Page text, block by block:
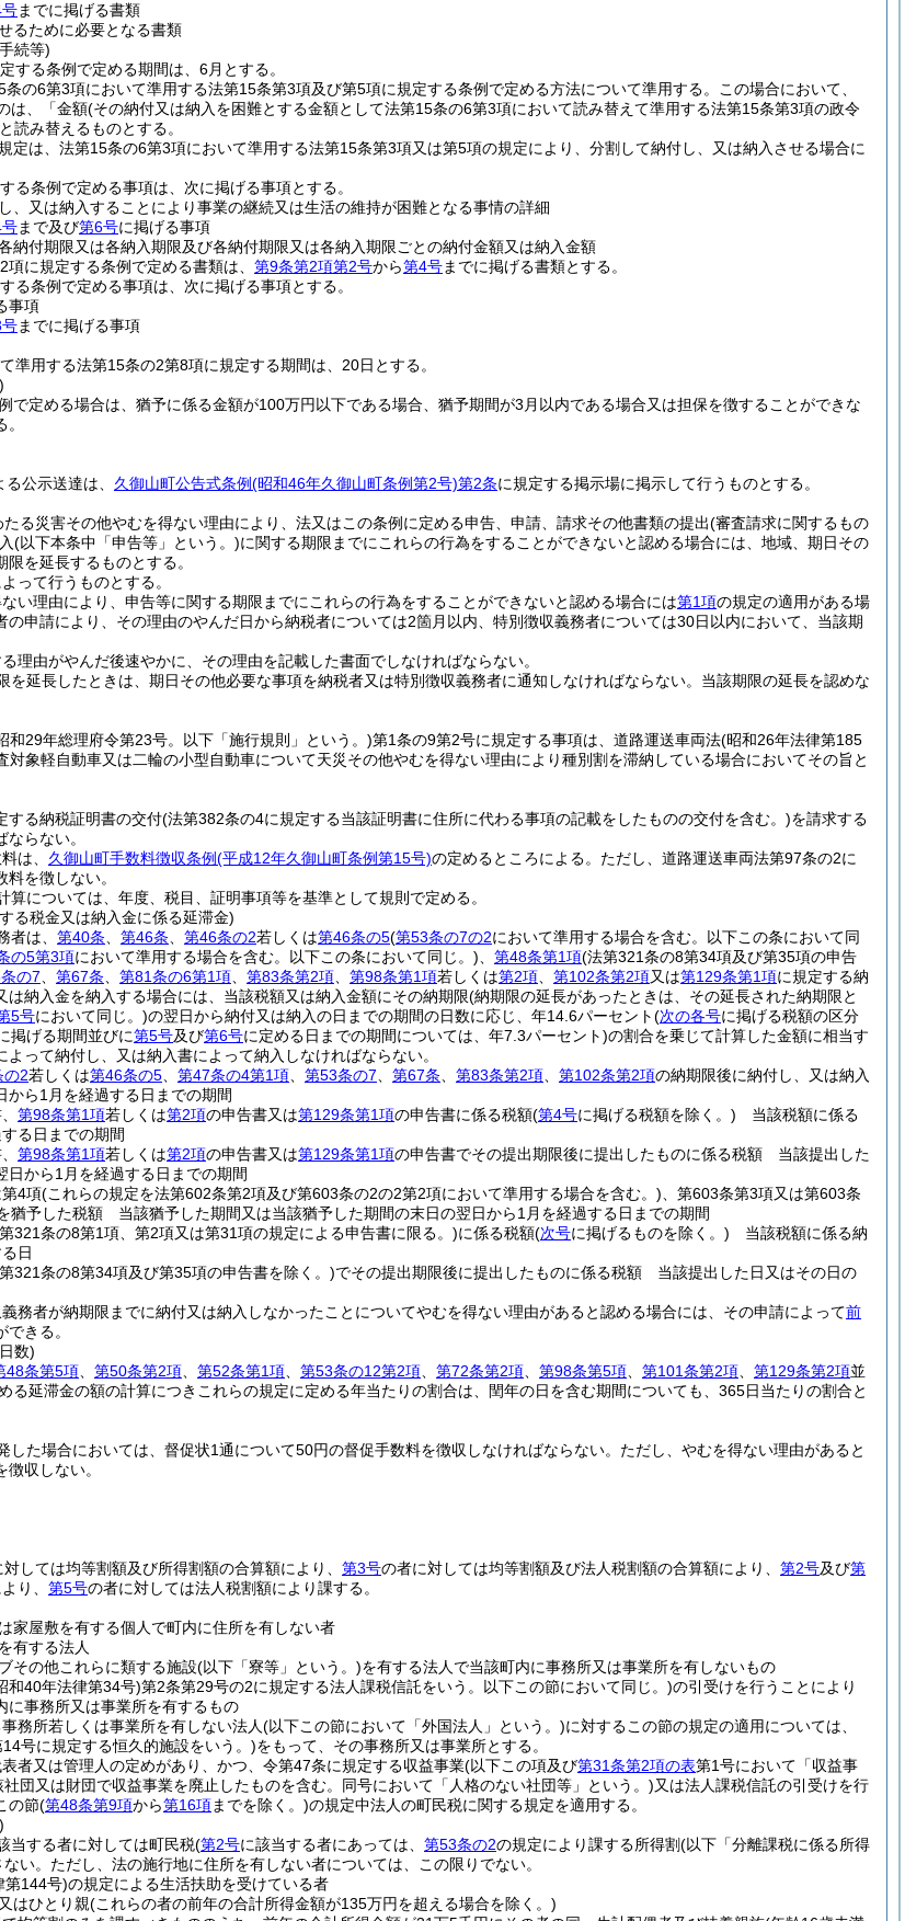
までに掲げる書類
るために必要となる書類
続等)
する条例で定める期間は、6月とする。
の6第3項において準用する法第15条第3項及び第5項に規定する条例で定める方法について準用する。
この場合において、
は、「金額(その納付又は納入を困難とする金額として法第15条の6第3項において読み替えて準用する法第15条第3項の政令
と読み替えるものとする。
定は、法第15条の6第3項において準用する法第15条第3項又は第5項の規定により、分割して納付し、又は納入させる場合に
る条例で定める事項は、次に掲げる事項とする。
、又は納入することにより事業の継続又は生活の維持が困難となる事情の詳細
まで及び第6号に掲げる事項
納付期限又は各納入期限及び各納付期限又は各納入期限ごとの納付金額又は納入金額
に規定する条例で定める書類は、 第9条第2項第2号から第4号までに掲げる書類とする。
る条例で定める事項は、次に掲げる事項とする。
事項
までに掲げる事項
準用する法第15条の2第8項に規定する期間は、20日とする。
で定める場合は、猶予に係る金額が100万円以下である場合、猶予期間が3月以内である場合又は担保を徴することができな
公示送達は、 久御山町公告式条例(昭和46年久御山町条例第2号)第2条に規定する掲示場に掲示して行うものとする。
る災害その他やむを得ない理由により、法又はこの条例に定める申告、申請、請求その他書類の提出(審査請求に関するもの
(以下本条中「申告等」という。)に関する期限までにこれらの行為をすることができないと認める場合には、地域、期日その
を延長するものとする。
って行うものとする。
い理由により、申告等に関する期限までにこれらの行為をすることができないと認める場合には第1項の規定の適用がある場
の申請により、その理由のやんだ日から納税者については2箇月以内、特別徴収義務者については30日以内において、当該期
理由がやんだ後速やかに、その理由を記載した書面でしなければならない。
を延長したときは、期日その他必要な事項を納税者又は特別徴収義務者に通知しなければならない。 当該期限の延長を認めな
和29年総理府令第23号。以下「施行規則」という。)第1条の9第2号に規定する事項は、道路運送車両法(昭和26年法律第185
対象軽自動車又は二輪の小型自動車について天災その他やむを得ない理由により種別割を滞納している場合においてその旨と
する納税証明書の交付(法第382条の4に規定する当該証明書に住所に代わる事項の記載をしたものの交付を含む。)を請求する
らない。
は、 久御山町手数料徴収条例(平成12年久御山町条例第15号)の定めるところによる。 ただし、道路運送車両法第97条の2に
を徴しない。
算については、年度、税目、証明事項等を基準として規則で定める。
る税金又は納入金に係る延滞金)
者は、 第40条 第46条 第46条の2若しくは第46条の5(第53条の7の2において準用する場合を含む。以下この条において同
の5第3項において準用する場合を含む。以下この条において同じ。) 第48条第1項(法第321条の8第34項及び第35項の申告
の7 第67条 第81条の6第1項 第83条第2項 第98条第1項若しくは第2項 第102条第2項又は第129条第1項に規定する納
は納入金を納入する場合には、当該税額又は納入金額にその納期限(納期限の延長があったときは、その延長された納期限と
5号において同じ。)の翌日から納付又は納入の日までの期間の日数に応じ、年14.6パーセント(次の各号に掲げる税額の区分
掲げる期間並びに第5号及び第6号に定める日までの期間については、年7.3パーセント)の割合を乗じて計算した金額に相当す
って納付し、又は納入書によって納入しなければならない。
の2若しくは第46条の5 第47条の4第1項 第53条の7 第67条 第83条第2項 第102条第2項の納期限後に納付し、又は納入
ら1月を経過する日までの期間
第98条第1項若しくは第2項の申告書又は第129条第1項の申告書に係る税額(第4号に掲げる税額を除く。) 当該税額に係る
る日までの期間
第98条第1項若しくは第2項の申告書又は第129条第1項の申告書でその提出期限後に提出したものに係る税額 当該提出した
日から1月を経過する日までの期間
4項(これらの規定を法第602条第2項及び第603条の2の2第2項において準用する場合を含む。) 、第603条第3項又は第603条
猶予した税額 当該猶予した期間又は当該猶予した期間の末日の翌日から1月を経過する日までの期間
321条の8第1項、第2項又は第31項の規定による申告書に限る。)に係る税額(次号に掲げるものを除く。) 当該税額に係る納
日
321条の8第34項及び第35項の申告書を除く。)でその提出期限後に提出したものに係る税額 当該提出した日又はその日の
務者が納期限までに納付又は納入しなかったことについてやむを得ない理由があると認める場合には、その申請によって前
きる。
数)
48条第5項 第50条第2項 第52条第1項 第53条の12第2項 第72条第2項 第98条第5項 第101条第2項 第129条第2項並
る延滞金の額の計算につきこれらの規定に定める年当たりの割合は、閏年の日を含む期間についても、365日当たりの割合と
した場合においては、督促状1通について50円の督促手数料を徴収しなければならない。 ただし、やむを得ない理由があると
収しない。
しては均等割額及び所得割額の合算額により、 第3号の者に対しては均等割額及び法人税割額の合算額により、 第2号及び第
り、 第5号の者に対しては法人税割額により課する。
家屋敷を有する個人で町内に住所を有しない者
有する法人
その他これらに類する施設(以下「寮等」という。)を有する法人で当該町内に事務所又は事業所を有しないもの
和40年法律第34号)第2条第29号の2に規定する法人課税信託をいう。以下この節において同じ。)の引受けを行うことにより
に事務所又は事業所を有するもの
務所若しくは事業所を有しない法人(以下この節において「外国法人」という。)に対するこの節の規定の適用については、
号に規定する恒久的施設をいう。)をもって、その事務所又は事業所とする。
者又は管理人の定めがあり、かつ、令第47条に規定する収益事業(以下この項及び第31条第2項の表第1号において「収益事
社団又は財団で収益事業を廃止したものを含む。同号において「人格のない社団等」という。)又は法人課税信託の引受けを行
の節(第48条第9項から第16項までを除く。)の規定中法人の町民税に関する規定を適用する。
当する者に対しては町民税(第2号に該当する者にあっては、 第53条の2の規定により課する所得割(以下「分離課税に係る所得
い。 ただし、法の施行地に住所を有しない者については、この限りでない。
第144号)の規定による生活扶助を受けている者
はひとり親(これらの者の前年の合計所得金額が135万円を超える場合を除く。)